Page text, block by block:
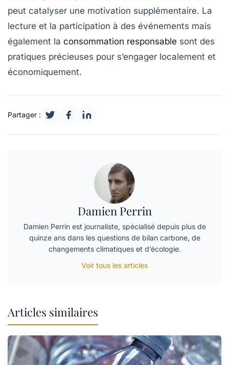
peut catalyser une motivation supplémentaire. La
lecture et la participation à des événements mais
également la consommation responsable sont des
pratiques précieuses pour s’engager localement et
économiquement.
Partager :
Damien Perrin
Damien Perrin est journaliste, spécialisé depuis plus de
quinze ans dans les questions de bilan carbone, de
changements climatiques et d’écologie.
Voir tous les articles
Articles similaires